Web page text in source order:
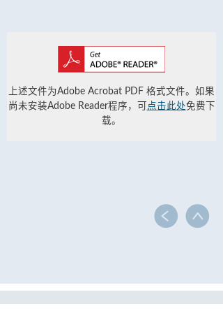
上述文件为Adobe Acrobat PDF 格式文件。如果
尚未安装Adobe Reader程序，可 点击此处免费下
载。